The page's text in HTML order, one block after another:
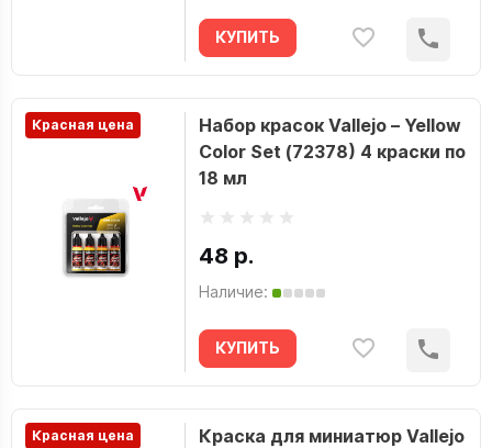
КУПИТЬ
Красная цена
Набор красок Vallejo – Yellow
Color Set (72378) 4 краски по
18 мл
48 р.
Наличие:
КУПИТЬ
Красная цена
Краска для миниатюр Vallejo